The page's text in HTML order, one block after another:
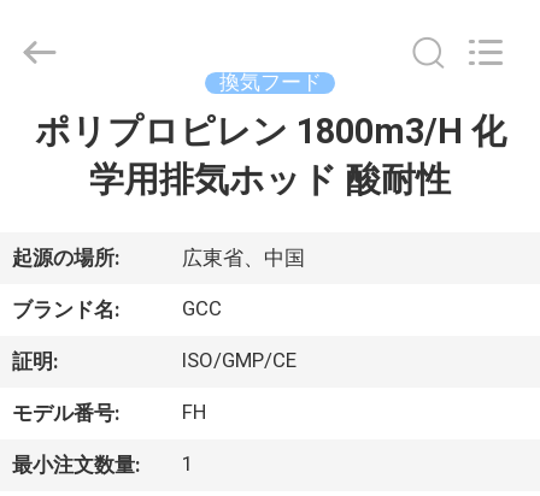
製
品
ビ
デ
Copyright
Guangzhou
Cleanroom
換気フード
ポリプロピレン 1800m3/H 化
学用排気ホッド 酸耐性
起源の場所: 広東省、中国
ブランド名: GCC
証明: ISO/GMP/CE
モデル番号: FH
最小注文数量: 1